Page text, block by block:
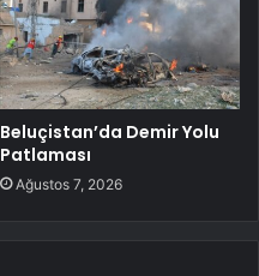
Beluçistan’da Demir Yolu
Patlaması
Ağustos 7, 2026